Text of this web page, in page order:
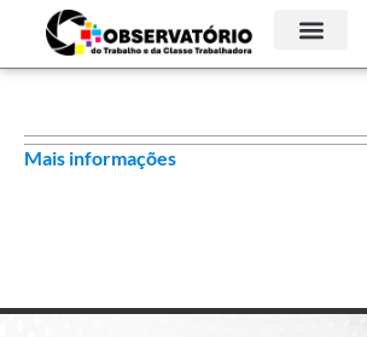
Mais informações